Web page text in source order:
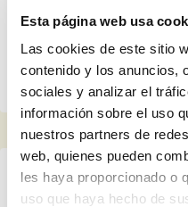
Esta página web usa
Las cookies de este sitio
contenido y los anuncios,
sociales y analizar el
información sobre el uso
nuestros partners de
web, quienes pueden
les haya proporcionado o
uso que haya hecho de
Colgantes y gargantillas 8